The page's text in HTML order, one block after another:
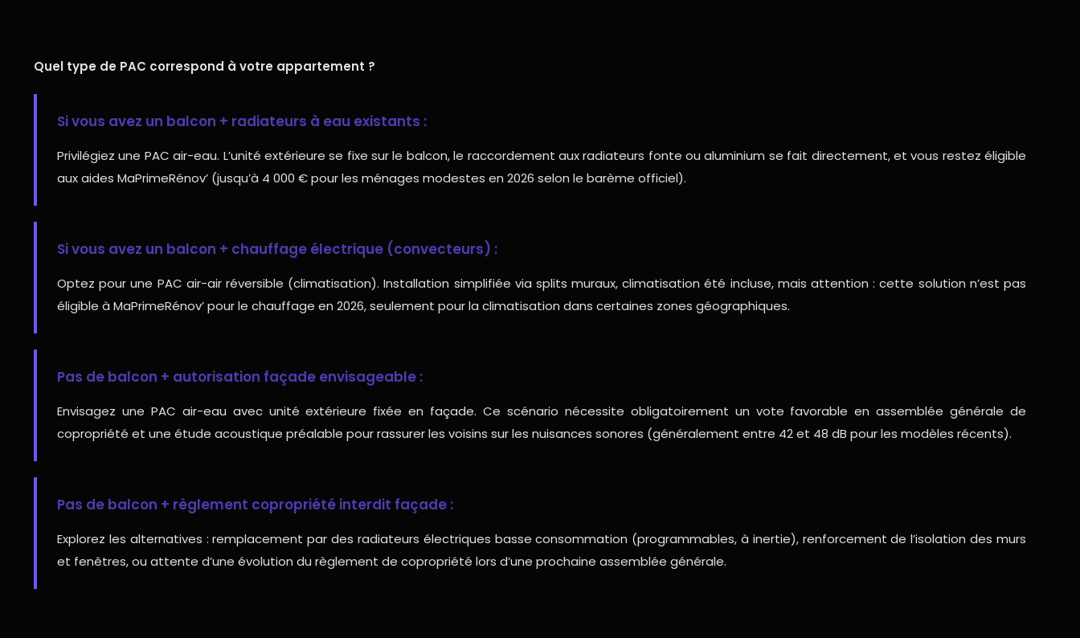
Quel type de PAC correspond à votre appartement ?
Si vous avez un balcon + radiateurs à eau existants :
Privilégiez une PAC air-eau. L’unité extérieure se fixe sur le balcon, le raccordement aux radiateurs fonte ou aluminium se fait directement, et vous restez éligible
aux aides MaPrimeRénov’ (jusqu’à 4 000 € pour les ménages modestes en 2026 selon le barème officiel).
Si vous avez un balcon + chauffage électrique (convecteurs) :
Optez pour une PAC air-air réversible (climatisation). Installation simplifiée via splits muraux, climatisation été incluse, mais attention : cette solution n’est pas
éligible à MaPrimeRénov’ pour le chauffage en 2026, seulement pour la climatisation dans certaines zones géographiques.
Pas de balcon + autorisation façade envisageable :
Envisagez une PAC air-eau avec unité extérieure fixée en façade. Ce scénario nécessite obligatoirement un vote favorable en assemblée générale de
copropriété et une étude acoustique préalable pour rassurer les voisins sur les nuisances sonores (généralement entre 42 et 48 dB pour les modèles récents).
Pas de balcon + règlement copropriété interdit façade :
Explorez les alternatives : remplacement par des radiateurs électriques basse consommation (programmables, à inertie), renforcement de l’isolation des murs
et fenêtres, ou attente d’une évolution du règlement de copropriété lors d’une prochaine assemblée générale.